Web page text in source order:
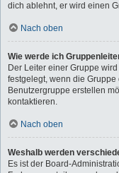
dich ablehnt, er wird einen
Nach oben
Wie werde ich
Der Leiter einer Gruppe
festgelegt, wenn die
Benutzergruppe erstellen
kontaktieren.
Nach oben
Weshalb werden
Es ist der Board-